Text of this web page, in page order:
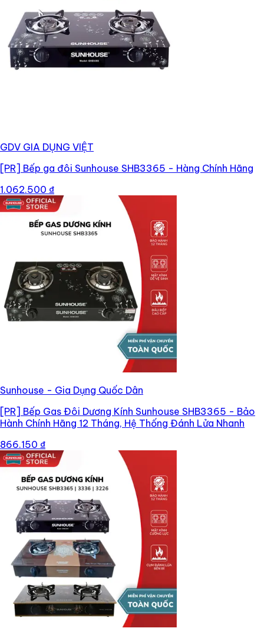
GDV GIA DỤNG VIỆT
[PR] Bếp ga đôi Sunhouse SHB3365 - Hàng Chính Hãng
1.062.500 ₫
Sunhouse - Gia Dụng Quốc Dân
[PR] Bếp Gas Đôi Dương Kính Sunhouse SHB3365 - Bảo
Hành Chính Hãng 12 Tháng, Hệ Thống Đánh Lửa Nhanh
866.150 ₫